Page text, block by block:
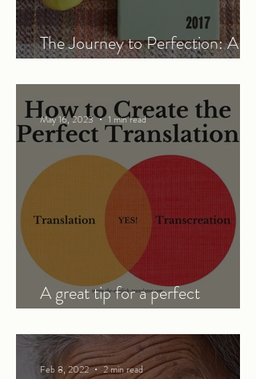
The Journey to Perfection: A
A great tip for a perfect
May 16, 2023 1 min read
Feb 8, 2022 2 min read